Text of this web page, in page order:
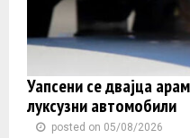
Уапсени се двајца
луксузни автомобили
posted on 05/08/2026